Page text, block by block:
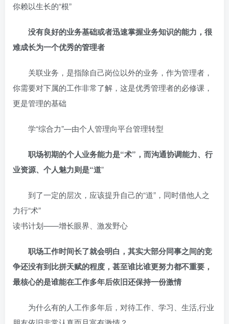
你赖以生长的“根”
没有良好的业务基础或者迅速掌握业务知识的能力，很
难成长为一个优秀的管理者
关联业务，是指除自己岗位以外的业务，作为管理者，
你需要对下属的工作非常了解，这是优秀管理者的必修课，
更是管理的基础
学“综合力”—由个人管理向平台管理转型
职场初期的个人业务能力是“术”，而沟通协调能力、行
业资源、个人魅力则是“道”
到了一定的层次，应该提升自己的“道”，同时借他人之
力行“术”
读书计划——增长眼界、激发野心
职场工作时间长了就会明白，其实大部分同事之间的竞
争还没有到比拼天赋的程度，甚至谁比谁更努力都不重要，
最核心的是谁能在工作多年后依旧还保持一份激情
为什么有的人工作多年后，对待工作、学习、生活,行业